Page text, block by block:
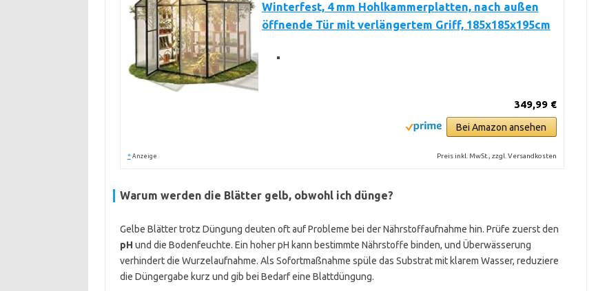
Winterfest, 4 mm Hohlkammerplatten, nach außen
öffnende Tür mit verlängertem Griff, 185x185x195cm
349,99 €
Bei Amazon ansehen
* Anzeige Preis inkl. MwSt., zzgl. Versandkosten
Warum werden die Blätter gelb, obwohl ich dünge?
Gelbe Blätter trotz Düngung deuten oft auf Probleme bei der Nährstoffaufnahme hin. Prüfe zuerst den
pH und die Bodenfeuchte. Ein hoher pH kann bestimmte Nährstoffe binden, und Überwässerung
verhindert die Wurzelaufnahme. Als Sofortmaßnahme spüle das Substrat mit klarem Wasser, reduziere
die Düngergabe kurz und gib bei Bedarf eine Blattdüngung.